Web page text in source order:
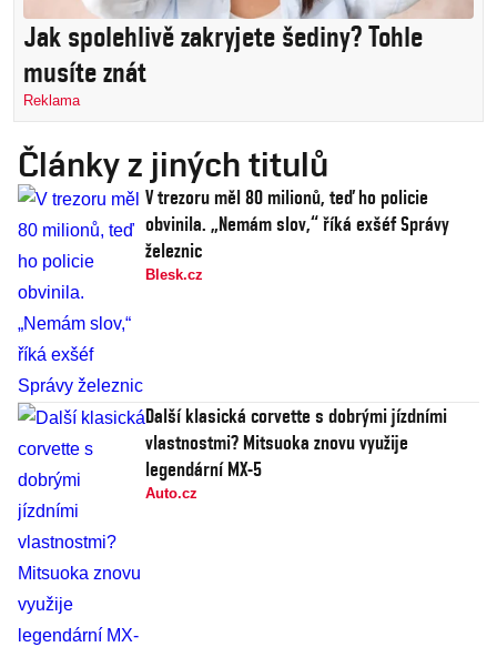
Jak spolehlivě zakryjete šediny? Tohle
musíte znát
Reklama
Články z jiných titulů
V trezoru měl 80 milionů, teď ho policie
obvinila. „Nemám slov,“ říká exšéf Správy
železnic
Blesk.cz
Další klasická corvette s dobrými jízdními
vlastnostmi? Mitsuoka znovu využije
legendární MX-5
Auto.cz